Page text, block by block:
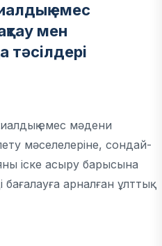
емес
мен
тәсілдері
емес мәдени
мәселелеріне, сондай-
іске асыру барысына
бағалауға арналған ұлттық